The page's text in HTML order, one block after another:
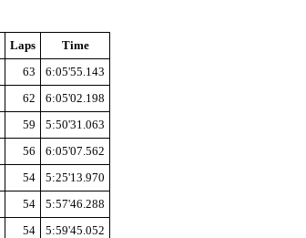
Laps
Time
63
6:05'55.143
62
6:05'02.198
59
5:50'31.063
56
6:05'07.562
54
5:25'13.970
54
5:57'46.288
54
5:59'45.052